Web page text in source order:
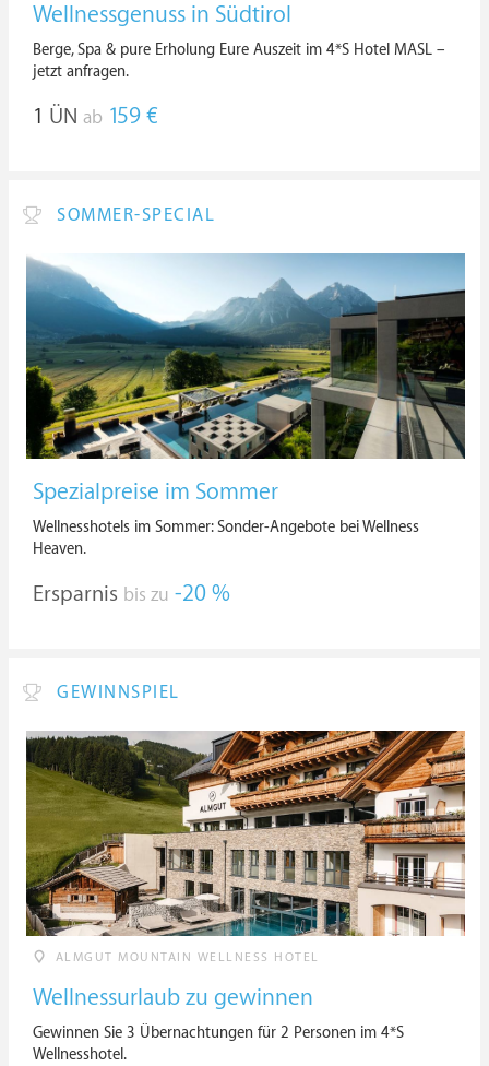
Wellnessgenuss in Südtirol
Berge, Spa & pure Erholung Eure Auszeit im 4*S Hotel MASL –
jetzt anfragen.
1 ÜN ab 159 €
SOMMER-SPECIAL
Spezialpreise im Sommer
Wellnesshotels im Sommer: Sonder-Angebote bei Wellness
Heaven.
Ersparnis bis zu -20 %
GEWINNSPIEL
ALMGUT MOUNTAIN WELLNESS HOTEL
Wellnessurlaub zu gewinnen
Gewinnen Sie 3 Übernachtungen für 2 Personen im 4*S
Wellnesshotel.